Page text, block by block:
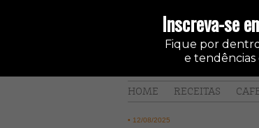
Inscreva-se
Fique por
e
HOME RECEITAS
• 12/08/2025